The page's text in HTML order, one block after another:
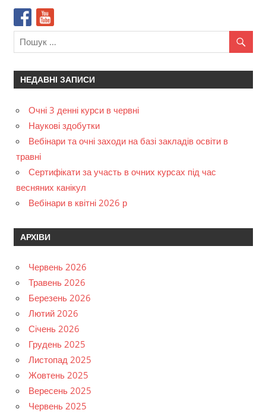
НЕДАВНІ ЗАПИСИ
Очні 3 денні курси в червні
Наукові здобутки
Вебінари та очні заходи на базі закладів освіти в
травні
Сертифікати за участь в очних курсах під час
весняних канікул
Вебінари в квітні 2026 р
АРХІВИ
Червень 2026
Травень 2026
Березень 2026
Лютий 2026
Січень 2026
Грудень 2025
Листопад 2025
Жовтень 2025
Вересень 2025
Червень 2025